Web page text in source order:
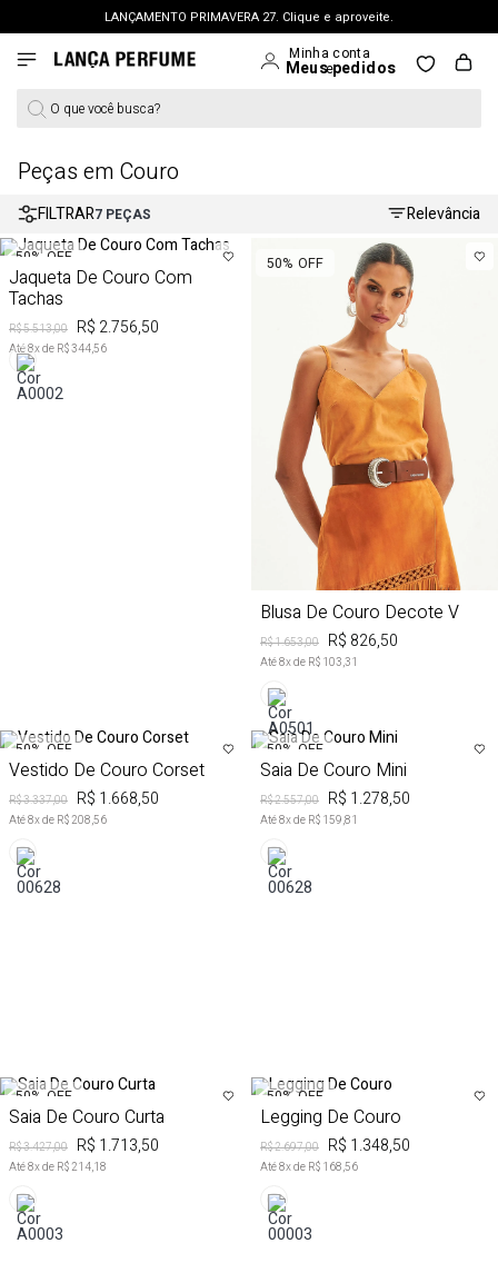
LANÇAMENTO PRIMAVERA 27. Clique e aproveite.
FRETE GRÁTIS | a partir de R$ 699. APROVEITAR >
OUTLET: Até 65% OFF + 15% na 2ª peça. Confira >
O que você busca?
Peças em Couro
FILTRAR7 PEÇAS Relevância
50% OFF
Jaqueta De Couro Com
Tachas
R$ 5.513,00 R$ 2.756,50
Até8x de R$ 344,56
50% OFF
Blusa De Couro Decote V
R$ 1.653,00 R$ 826,50
Até8x de R$ 103,31
50% OFF
Vestido De Couro Corset
R$ 3.337,00 R$ 1.668,50
Até8x de R$ 208,56
50% OFF
Saia De Couro Mini
R$ 2.557,00 R$ 1.278,50
Até8x de R$ 159,81
50% OFF
Saia De Couro Curta
R$ 3.427,00 R$ 1.713,50
Até8x de R$ 214,18
50% OFF
Legging De Couro
R$ 2.697,00 R$ 1.348,50
Até8x de R$ 168,56